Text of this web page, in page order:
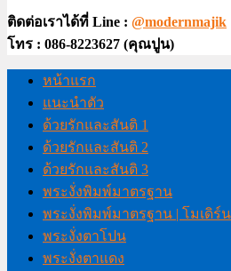
ติดต่อเราได้ที่ Line : @modernmajik
โทร : 086-8223627 (คุณปูน)
หน้าแรก
แนะนำตัว
ด้วยรักและสันติ 1
ด้วยรักและสันติ 2
ด้วยรักและสันติ 3
พระงั่งพิมพ์มาตรฐาน
พระงั่งพิมพ์มาตรฐาน | โมเดิร์
พระงั่งตาโปน
พระงั่งตาแดง